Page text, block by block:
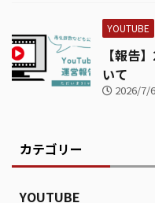
YOUTUBE
【報告
いて
2026/7/6
カテゴリー
YOUTUBE